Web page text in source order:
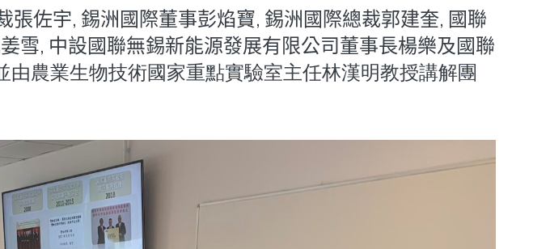
張佐宇, 錫洲國際董事彭焰寶, 錫洲國際總裁郭建奎, 國聯
雪, 中設國聯無錫新能源發展有限公司董事長楊樂及國聯
農業生物技術國家重點實驗室主任林漢明教授講解團